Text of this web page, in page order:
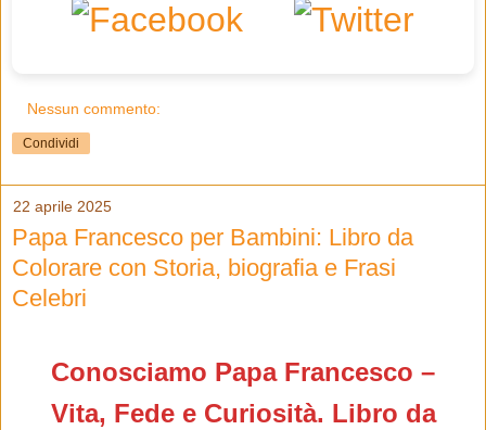
Nessun commento:
Condividi
22 aprile 2025
Papa Francesco per Bambini: Libro da
Colorare con Storia, biografia e Frasi
Celebri
Conosciamo Papa Francesco –
Vita, Fede e Curiosità. Libro da